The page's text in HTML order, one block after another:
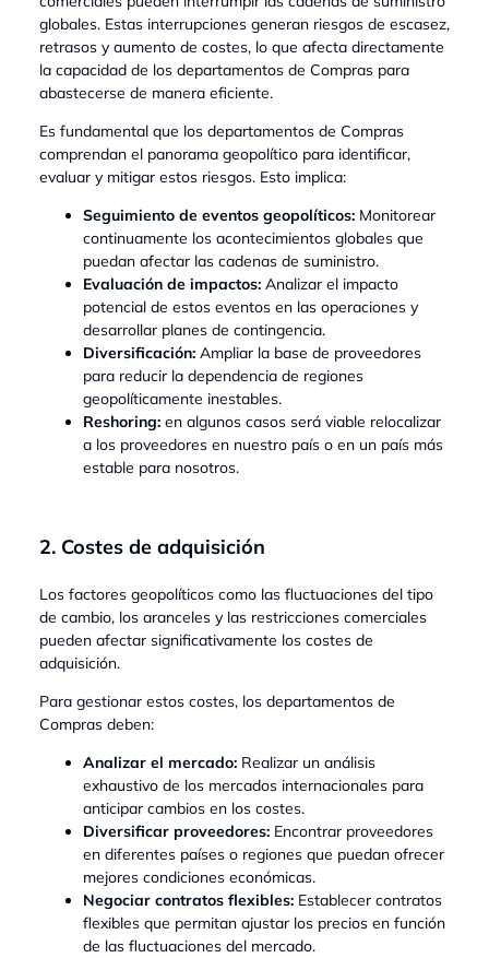
globales. Estas interrupciones generan riesgos de escasez,
retrasos y aumento de costes, lo que afecta directamente
la capacidad de los departamentos de Compras para
abastecerse de manera eficiente.
Es fundamental que los departamentos de Compras
comprendan el panorama geopolítico para identificar,
evaluar y mitigar estos riesgos. Esto implica:
Seguimiento de eventos geopolíticos: Monitorear
continuamente los acontecimientos globales que
puedan afectar las cadenas de suministro.
Evaluación de impactos: Analizar el impacto
potencial de estos eventos en las operaciones y
desarrollar planes de contingencia.
Diversificación: Ampliar la base de proveedores
para reducir la dependencia de regiones
geopolíticamente inestables.
Reshoring: en algunos casos será viable relocalizar
a los proveedores en nuestro país o en un país más
estable para nosotros.
2. Costes de adquisición
Los factores geopolíticos como las fluctuaciones del tipo
de cambio, los aranceles y las restricciones comerciales
pueden afectar significativamente los costes de
adquisición.
Para gestionar estos costes, los departamentos de
Compras deben:
Analizar el mercado: Realizar un análisis
exhaustivo de los mercados internacionales para
anticipar cambios en los costes.
Diversificar proveedores: Encontrar proveedores
en diferentes países o regiones que puedan ofrecer
mejores condiciones económicas.
Negociar contratos flexibles: Establecer contratos
flexibles que permitan ajustar los precios en función
de las fluctuaciones del mercado.